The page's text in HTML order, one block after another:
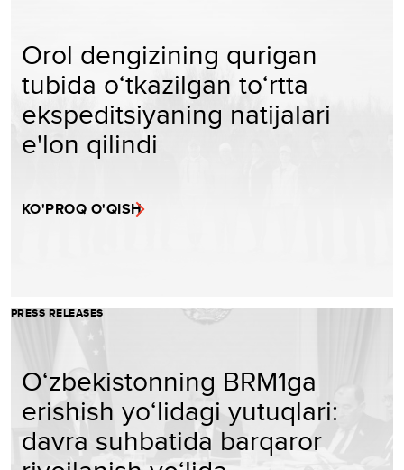
Orol dengizining qurigan
tubida o‘tkazilgan to‘rtta
ekspeditsiyaning natijalari
e'lon qilindi
KO'PROQ O'QISH
PRESS RELEASES
O‘zbekistonning BRM1ga
erishish yo‘lidagi yutuqlari:
davra suhbatida barqaror